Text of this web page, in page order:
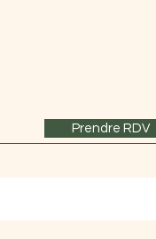
Prendre RDV